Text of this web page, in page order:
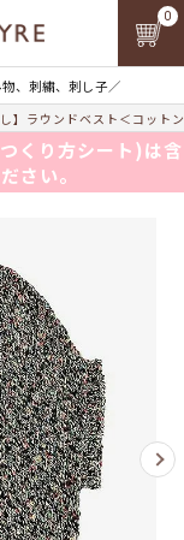
、刺繍、刺し子／
0
し】ラウンドベスト＜コット
くり方シート)は含
さい。